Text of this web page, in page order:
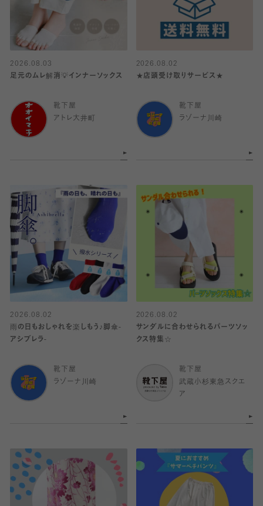
2026.08.03
足元のムレ解消💡インナーソックス
靴下屋
アトレ大井町
2026.08.02
★店頭受け取りサービス★
靴下屋
ラゾーナ川崎
2026.08.02
雨の日もおしゃれを楽しもう♪脚傘-
アシブレラ-
靴下屋
ラゾーナ川崎
2026.08.02
サンダルに合わせられるパーツソッ
クス特集☆
靴下屋
武蔵小杉東急スクエ
ア